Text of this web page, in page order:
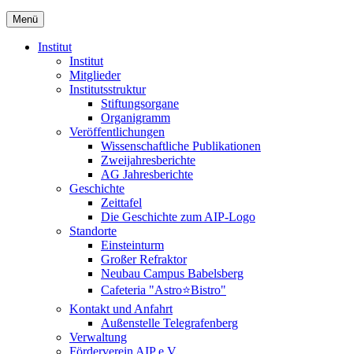
Menü
Institut
Institut
Mitglieder
Institutsstruktur
Stiftungsorgane
Organigramm
Veröffentlichungen
Wissenschaftliche Publikationen
Zweijahresberichte
AG Jahresberichte
Geschichte
Zeittafel
Die Geschichte zum AIP-Logo
Standorte
Einsteinturm
Großer Refraktor
Neubau Campus Babelsberg
Cafeteria "Astro⭐Bistro"
Kontakt und Anfahrt
Außenstelle Telegrafenberg
Verwaltung
Förderverein AIP e.V.